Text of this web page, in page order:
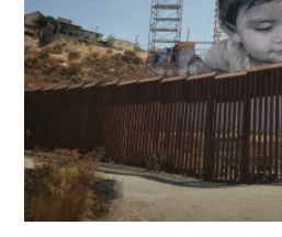
JR
i
jego
monumentalne
zwiastunie
dokumentu
„Paper